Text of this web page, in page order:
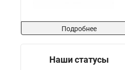
Подробнее
Наши статусы